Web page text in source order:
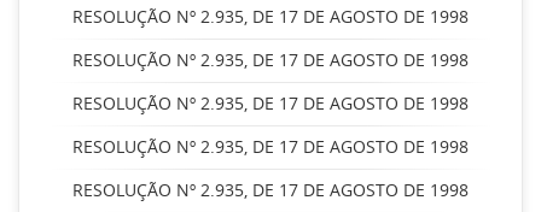
RESOLUÇÃO Nº 2.935, DE 17 DE AGOSTO DE 1998
RESOLUÇÃO Nº 2.935, DE 17 DE AGOSTO DE 1998
RESOLUÇÃO Nº 2.935, DE 17 DE AGOSTO DE 1998
RESOLUÇÃO Nº 2.935, DE 17 DE AGOSTO DE 1998
RESOLUÇÃO Nº 2.935, DE 17 DE AGOSTO DE 1998